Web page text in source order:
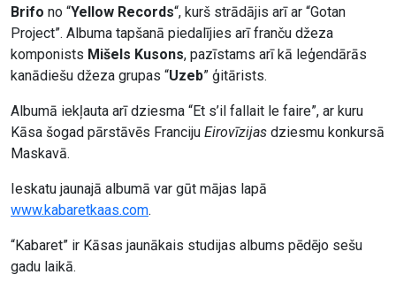
Brifo no “Yellow Records“, kurš strādājis arī ar “Gotan
Project”. Albuma tapšanā piedalījies arī franču džeza
komponists Mišels Kusons, pazīstams arī kā leģendārās
kanādiešu džeza grupas “Uzeb” ģitārists.
Albumā iekļauta arī dziesma “Et s’il fallait le faire”, ar kuru
Kāsa šogad pārstāvēs Franciju Eirovīzijas dziesmu konkursā
Maskavā.
Ieskatu jaunajā albumā var gūt mājas lapā
www.kabaretkaas.com.
“Kabaret” ir Kāsas jaunākais studijas albums pēdējo sešu
gadu laikā.